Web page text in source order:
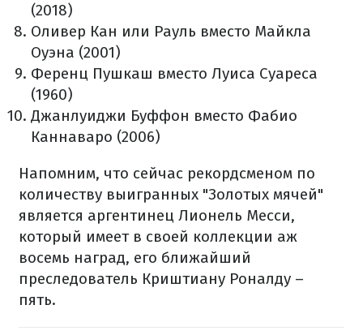
(2018)
Оливер Кан или Рауль вместо Майкла
Оуэна (2001)
Ференц Пушкаш вместо Луиса Суареса
(1960)
Джанлуиджи Буффон вместо Фабио
Каннаваро (2006)
Напомним, что сейчас рекордсменом по
количеству выигранных "Золотых мячей"
является аргентинец Лионель Месси,
который имеет в своей коллекции аж
восемь наград, его ближайший
преследователь Криштиану Роналду –
пять.